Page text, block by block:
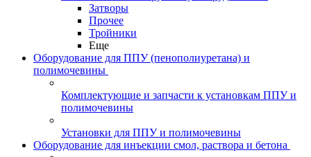
Затворы
Прочее
Тройники
Еще
Оборудование для ППУ (пенополиуретана) и
полимочевины
Комплектующие и запчасти к установкам ППУ и
полимочевины
Установки для ППУ и полимочевины
Оборудование для инъекции смол, раствора и бетона